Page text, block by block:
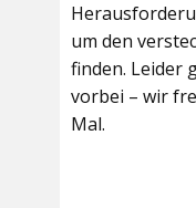
um den
finden. Leider
vorbei – wir
Mal.